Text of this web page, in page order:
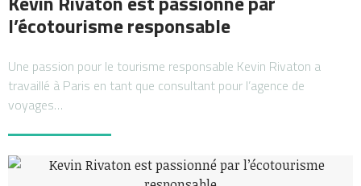
l’écotourisme responsable
Une passion pour le tourisme responsable Kevin Rivaton a
travaillé à Paris en tant que consultant pour l’agence de
voyages…